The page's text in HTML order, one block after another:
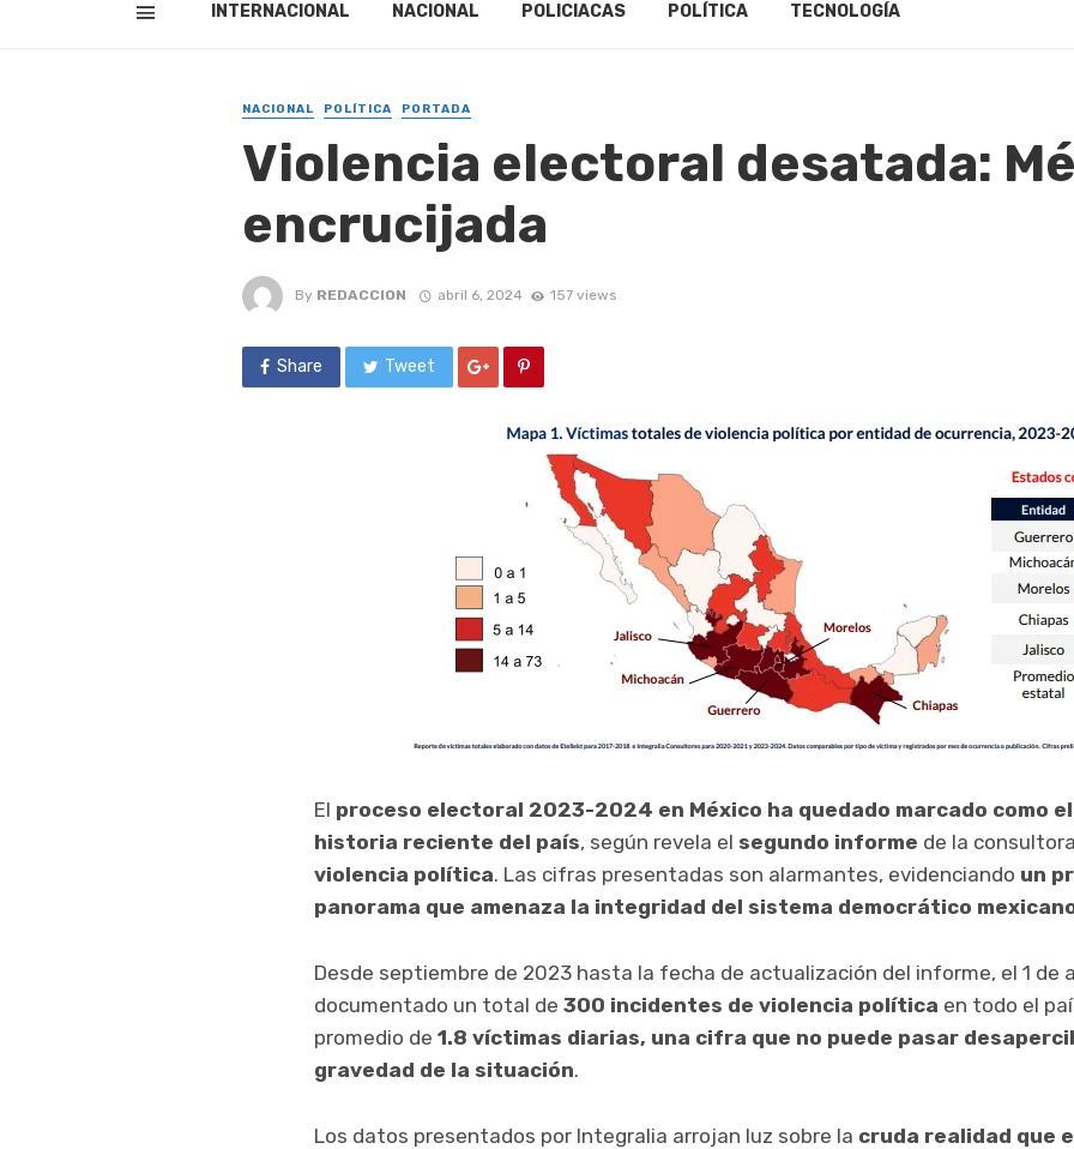
INTERNACIONAL NACIONAL POLICIACAS POLÍTICA TECNOLOGÍA
NACIONAL POLÍTICA PORTADA
Violencia electoral desatada:
encrucijada
By REDACCION abril 6, 2024 157 views
Share Tweet
El proceso electoral 2023-2024 en México ha quedado marcado como
historia reciente del país, según revela el segundo informe de la
violencia política. Las cifras presentadas son alarmantes, evidenciando un
panorama que amenaza la integridad del sistema democrático
Desde septiembre de 2023 hasta la fecha de actualización del informe, el 1 de
documentado un total de 300 incidentes de violencia política en todo el
promedio de 1.8 víctimas diarias, una cifra que no puede pasar
gravedad de la situación.
Los datos presentados por Integralia arrojan luz sobre la cruda realidad que